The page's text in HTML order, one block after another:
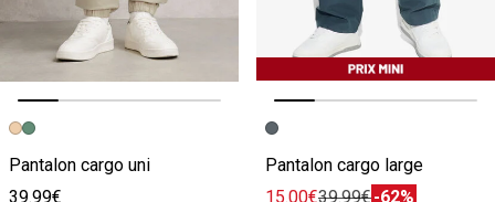
Image précédente
Image suivante
Pantalon cargo uni
39.99€
Image précédente
Image suivante
Pantalon cargo large
15.00€39.99€-62%